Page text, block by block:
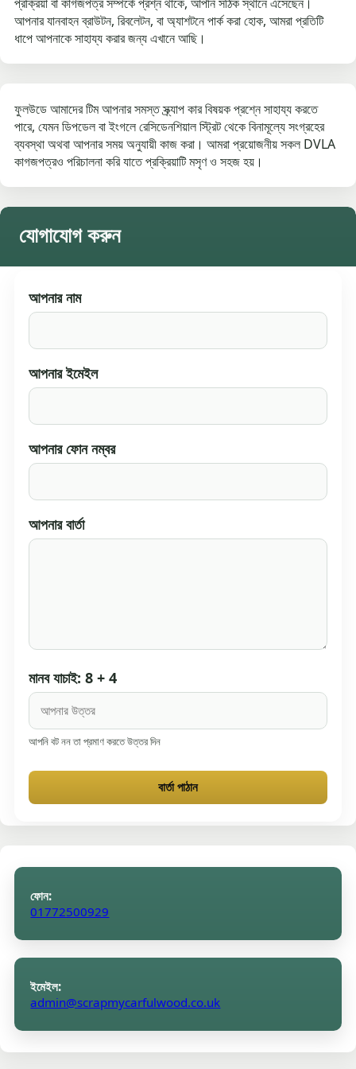
আপনার যানবাহন ব্রাউটন, রিবলেটন, বা অ্যাশটনে পার্ক করা হোক, আমরা প্রতিটি
ধাপে আপনাকে সাহায্য করার জন্য এখানে আছি।
ফুলউডে আমাদের টিম আপনার সমস্ত স্ক্র্যাপ কার বিষয়ক প্রশ্নে সাহায্য করতে
পারে, যেমন ডিপডেল বা ইংগলে রেসিডেনশিয়াল স্ট্রিট থেকে বিনামূল্যে সংগ্রহের
ব্যবস্থা অথবা আপনার সময় অনুযায়ী কাজ করা। আমরা প্রয়োজনীয় সকল DVLA
কাগজপত্রও পরিচালনা করি যাতে প্রক্রিয়াটি মসৃণ ও সহজ হয়।
যোগাযোগ করুন
আপনার নাম
আপনার ইমেইল
আপনার ফোন নম্বর
আপনার বার্তা
মানব যাচাই: 8 + 4
আপনি বট নন তা প্রমাণ করতে উত্তর দিন
বার্তা পাঠান
ফোন:
01772500929
ইমেইল:
admin@scrapmycarfulwood.co.uk